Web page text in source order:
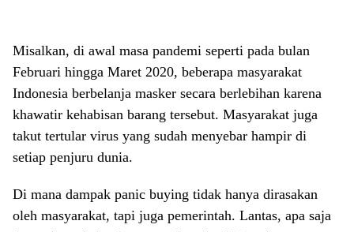
Misalkan, di awal masa pandemi seperti pada bulan
Februari hingga Maret 2020, beberapa masyarakat
Indonesia berbelanja masker secara berlebihan karena
khawatir kehabisan barang tersebut. Masyarakat juga
takut tertular virus yang sudah menyebar hampir di
setiap penjuru dunia.
Di mana dampak panic buying tidak hanya dirasakan
oleh masyarakat, tapi juga pemerintah. Lantas, apa saja